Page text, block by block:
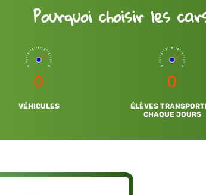
Pourquoi choisir les
0
VÉHICULES
0
ÉLÈVES
CHAQUE JOURS